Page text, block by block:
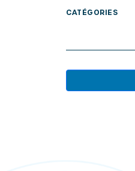
CATÉGORIES